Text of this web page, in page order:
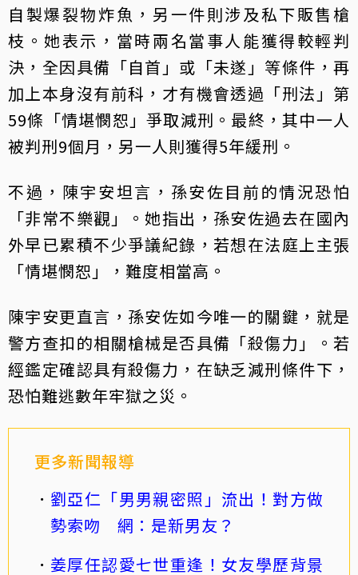
自製爆裂物炸魚，另一件則涉及私下販售槍
枝。她表示，當時兩名當事人能獲得較輕判
決，全因具備「自首」或「未遂」等條件，再
加上本身沒有前科，才有機會透過「刑法」第
59條「情堪憫恕」爭取減刑。最終，其中一人
被判刑9個月，另一人則獲得5年緩刑。
不過，陳宇安坦言，孫安佐目前的情況恐怕
「非常不樂觀」。她指出，孫安佐過去在國內
外早已累積不少爭議紀錄，若想在法庭上主張
「情堪憫恕」，難度相當高。
陳宇安更直言，孫安佐如今唯一的關鍵，就是
警方查扣的相關槍械是否具備「殺傷力」。若
經鑑定確認具有殺傷力，在缺乏減刑條件下，
恐怕難逃數年牢獄之災。
更多新聞報導
劉亞仁「男男親密照」流出！對方做
勢索吻 網：是新男友？
姜厚任認愛七世重逢！女友學歷背景